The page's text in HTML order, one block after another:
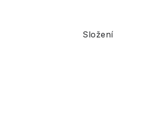
Složení